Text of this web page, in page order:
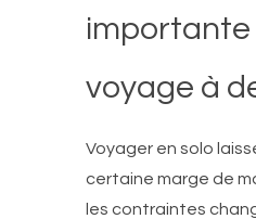
importante
voyage à
Voyager en solo
certaine marge de
les contraintes